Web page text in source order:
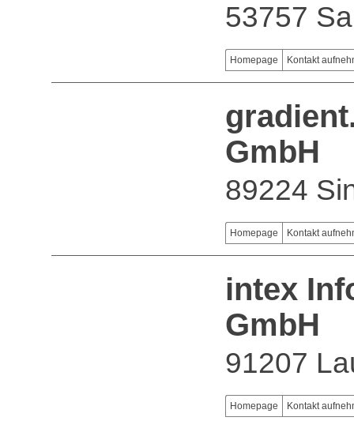
53757
Homepage Kontakt
GmbH
89224
Homepage Kontakt
intex
GmbH
91207
Homepage Kontakt